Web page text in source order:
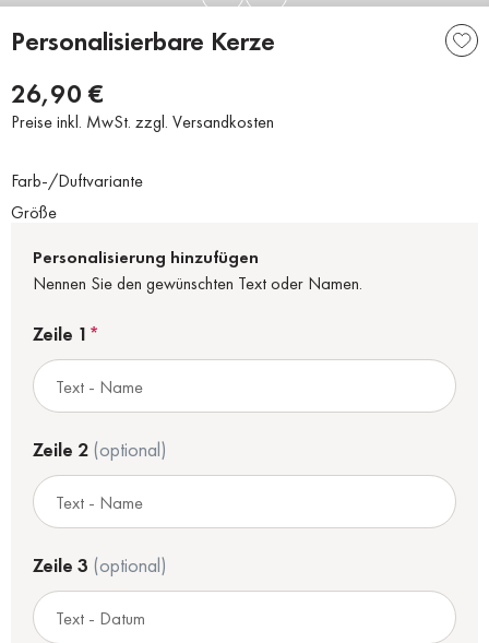
Personalisierbare Kerze
26,90 €
Preise inkl. MwSt. zzgl. Versandkosten
Farb-/Duftvariante
Größe
Personalisierung hinzufügen
Nennen Sie den gewünschten Text oder Namen.
Zeile 1 *
Zeile 2 (optional)
Zeile 3 (optional)